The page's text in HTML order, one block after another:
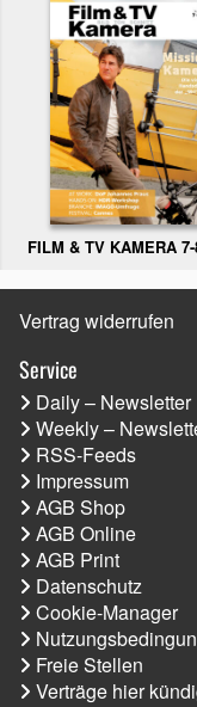
FILM & TV KAMERA
Vertrag widerrufen
Service
Daily – Newsletter
Weekly –
RSS-Feeds
Impressum
AGB Shop
AGB Online
AGB Print
Datenschutz
Cookie-Manager
Freie Stellen
Verträge hier